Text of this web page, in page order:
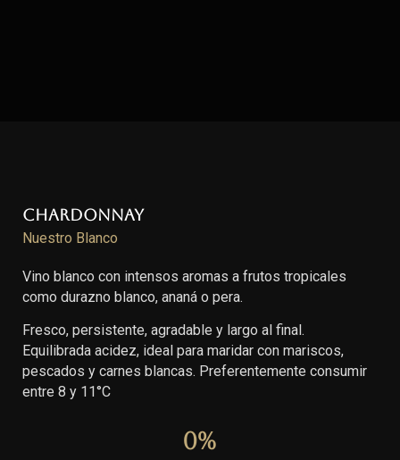
Chardonnay
Nuestro Blanco
Vino blanco con intensos aromas a frutos tropicales
como durazno blanco, ananá o pera.
Fresco, persistente, agradable y largo al final.
Equilibrada acidez, ideal para maridar con mariscos,
pescados y carnes blancas. Preferentemente consumir
entre 8 y 11°C
0%